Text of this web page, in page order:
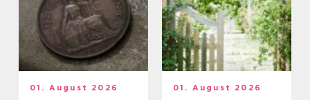
01. August 2026 01. August 2026